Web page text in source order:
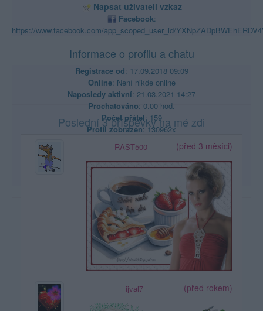
Napsat uživateli vzkaz
Facebook:
https://www.facebook.com/app_scoped_user_id/
Informace o profilu a chatu
Registrace od: 17.09.2018 09:09
Online: Není nikde online
Naposledy aktivní: 21.03.2021 14:27
Prochatováno: 0.00 hod.
Počet přátel: 159
Profil zobrazen: 130962x
Líbí se:2
Sledované diskuze:Informace pro uživatele
Poslední 3 příspěvky na mé zdi
RAST500 (před 3 měsíci)
ijval7 (před rokem)